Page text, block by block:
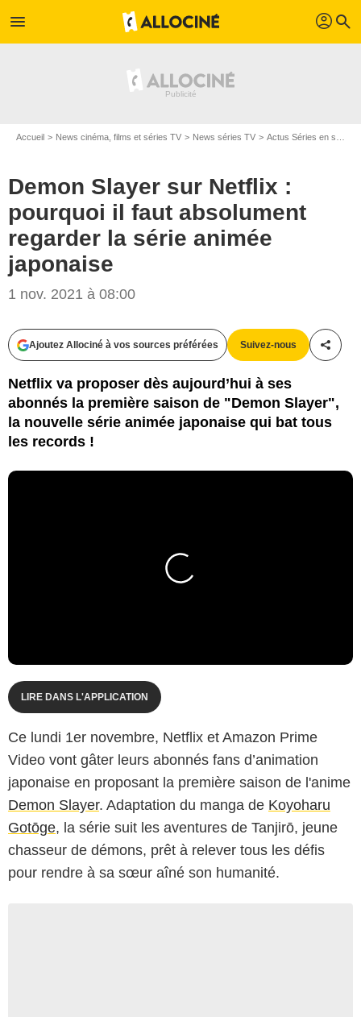
menu profil search
Accueil News cinéma, films et séries TV News séries TV Actus Séries en streaming
Demon Slayer sur Netflix :
pourquoi il faut absolument
regarder la série animée
japonaise
1 nov. 2021 à 08:00
Ajoutez Allociné à vos sources préférées Suivez-nous
Netflix va proposer dès aujourd’hui à ses
abonnés la première saison de "Demon Slayer",
la nouvelle série animée japonaise qui bat tous
les records !
LIRE DANS L'APPLICATION
Ce lundi 1er novembre, Netflix et Amazon Prime
Video vont gâter leurs abonnés fans d’animation
japonaise en proposant la première saison de l'anime
Demon Slayer. Adaptation du manga de Koyoharu
Gotōge, la série suit les aventures de Tanjirō, jeune
chasseur de démons, prêt à relever tous les défis
pour rendre à sa sœur aîné son humanité.